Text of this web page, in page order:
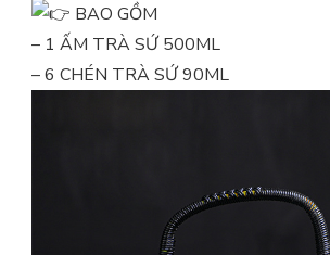
BAO GỒM
– 1 ẤM TRÀ SỨ 500ML
– 6 CHÉN TRÀ SỨ 90ML